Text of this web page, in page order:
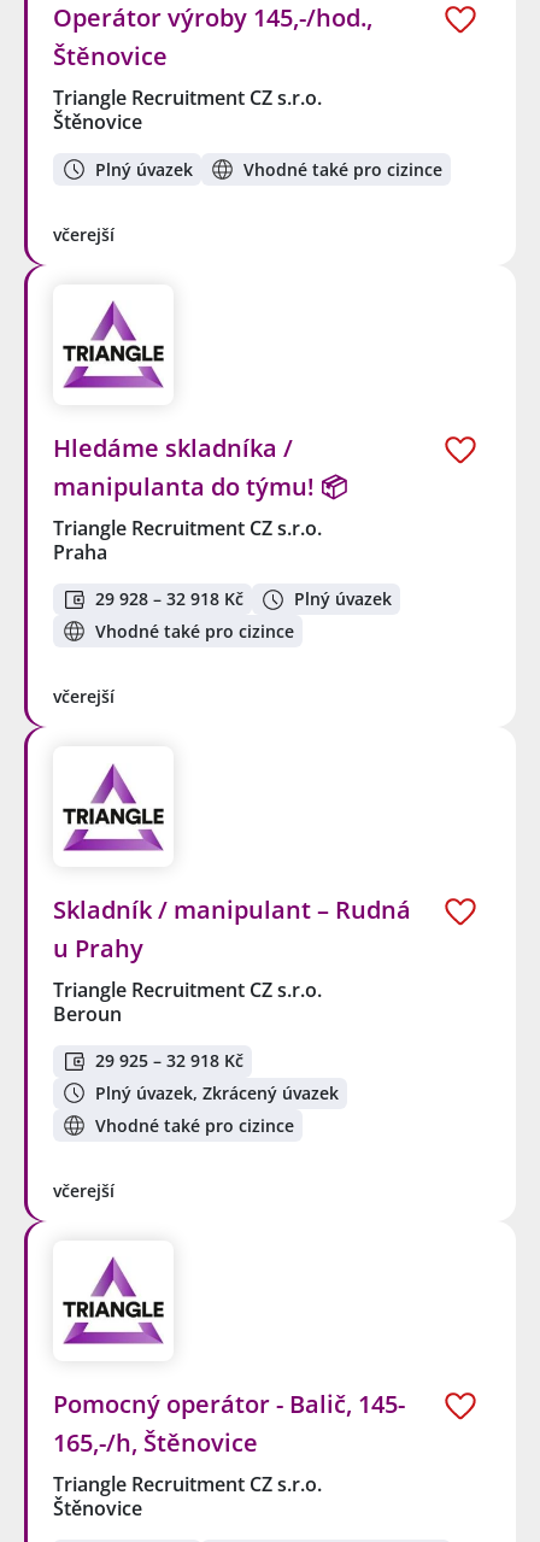
Operátor výroby 145,-/hod.,
Štěnovice
Triangle Recruitment CZ s.r.o.
Štěnovice
Plný úvazek Vhodné také pro cizince
včerejší
Hledáme skladníka /
manipulanta do týmu! 📦
Triangle Recruitment CZ s.r.o.
Praha
29 928 – 32 918 Kč
Plný úvazek
Vhodné také pro cizince
včerejší
Skladník / manipulant – Rudná
u Prahy
Triangle Recruitment CZ s.r.o.
Beroun
29 925 – 32 918 Kč
Plný úvazek, Zkrácený úvazek
Vhodné také pro cizince
včerejší
Pomocný operátor - Balič, 145-
165,-/h, Štěnovice
Triangle Recruitment CZ s.r.o.
Štěnovice